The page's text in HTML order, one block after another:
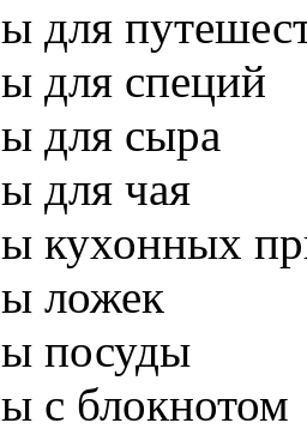
для
для специй
для сыра
для чая
кухонных
ложек
посуды
с блокнотом